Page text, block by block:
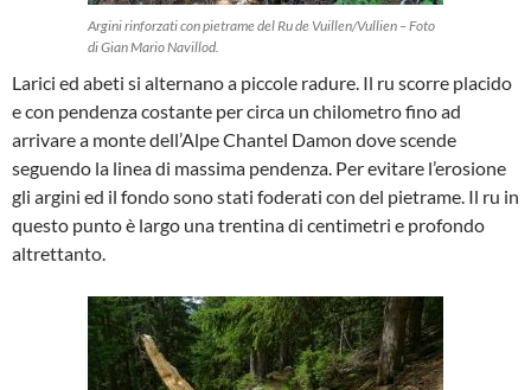
Argini rinforzati con pietrame del Ru de Vuillen/Vullien – Foto
di Gian Mario Navillod.
Larici ed abeti si alternano a piccole radure. Il ru scorre placido
e con pendenza costante per circa un chilometro fino ad
arrivare a monte dell’Alpe Chantel Damon dove scende
seguendo la linea di massima pendenza. Per evitare l’erosione
gli argini ed il fondo sono stati foderati con del pietrame. Il ru in
questo punto è largo una trentina di centimetri e profondo
altrettanto.